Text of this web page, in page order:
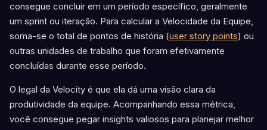
consegue concluir em um período específico, geralmente
um sprint ou iteração. Para calcular a Velocidade da Equipe,
soma-se o total de pontos de história (user story points) ou
outras unidades de trabalho que foram efetivamente
concluídas durante esse período.
O legal da Velocity é que ela dá uma visão clara da
produtividade da equipe. Acompanhando essa métrica,
você consegue pegar insights valiosos para planejar melhor